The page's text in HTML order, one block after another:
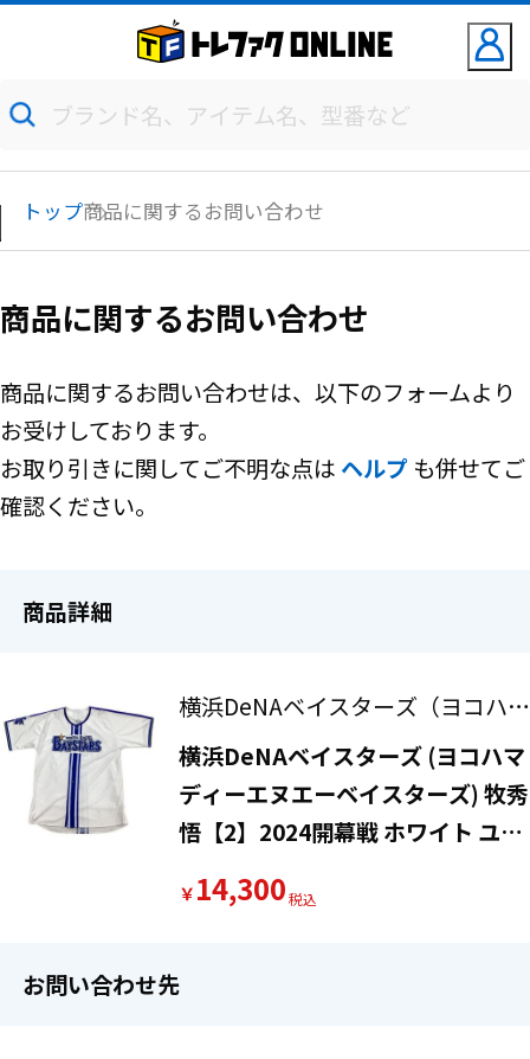
トップ商品に関するお問い合わせ
商品に関するお問い合わせ
商品に関するお問い合わせは、以下のフォームより
お受けしております。
お取り引きに関してご不明な点は ヘルプ も併せてご
確認ください。
商品詳細
横浜DeNAベイスターズ（ヨコハマ
ディーエヌエーベイスターズ）
横浜DeNAベイスターズ (ヨコハマ
ディーエヌエーベイスターズ) 牧秀
悟【2】2024開幕戦 ホワイト ユニ
￥14,300
お問い合わせ先